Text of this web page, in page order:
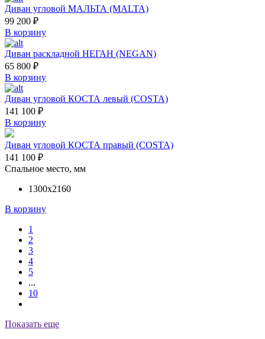
Диван угловой МАЛЬТА (MALTA)
99 200 ₽
В корзину
Диван раскладной НЕГАН (NEGAN)
65 800 ₽
В корзину
Диван угловой КОСТА левый (COSTA)
141 100 ₽
В корзину
Диван угловой КОСТА правый (COSTA)
141 100 ₽
Спальное место, мм
1300х2160
В корзину
1
2
3
4
5
...
10
Показать еще